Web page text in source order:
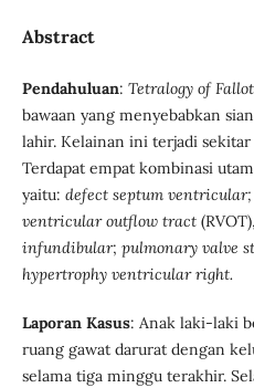
Abstract
Pendahuluan: Tetralogy of Fallot
bawaan yang menyebabkan
lahir. Kelainan ini terjadi
Terdapat empat kombinasi
yaitu: defect septum
ventricular outflow tract
infundibular; pulmonary valve
hypertrophy ventricular right.
Laporan Kasus: Anak laki-laki
ruang gawat darurat dengan
selama tiga minggu terakhir.